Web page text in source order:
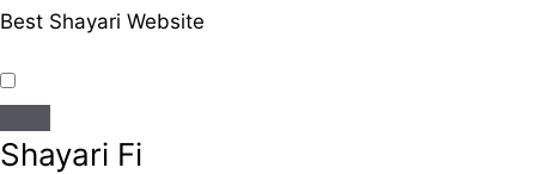
Best Shayari Website
Shayari Fi